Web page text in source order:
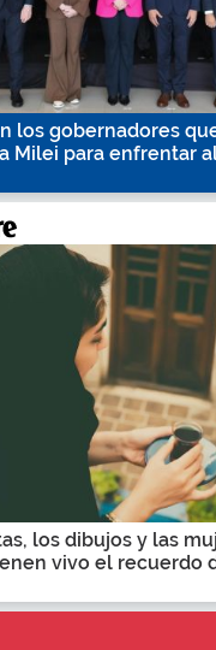
los gobernadores
Milei para enfrentar
los dibujos y las
vivo el recuerdo